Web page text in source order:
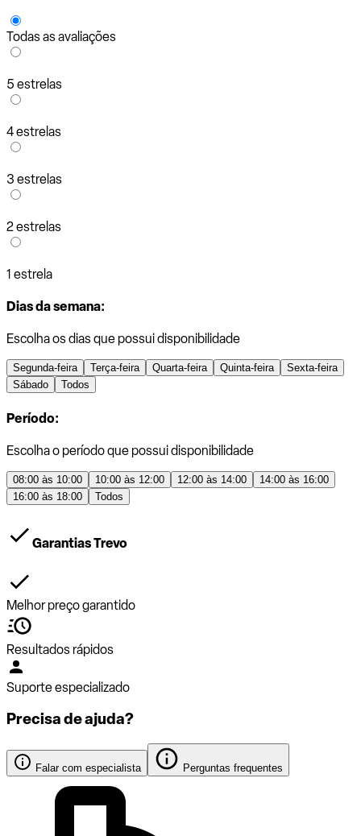
Todas as avaliações
5 estrelas
4 estrelas
3 estrelas
2 estrelas
1 estrela
Dias da semana:
Escolha os dias que possui disponibilidade
Segunda-feira Terça-feira Quarta-feira Quinta-feira
Sexta-feira
Sábado
Todos
Período:
Escolha o período que possui disponibilidade
08:00 às 10:00 10:00 às 12:00 12:00 às 14:00
14:00 às 16:00
16:00 às 18:00
Todos
Garantias Trevo
Melhor preço garantido
Resultados rápidos
Suporte especializado
Precisa de ajuda?
Falar com especialista Perguntas frequentes